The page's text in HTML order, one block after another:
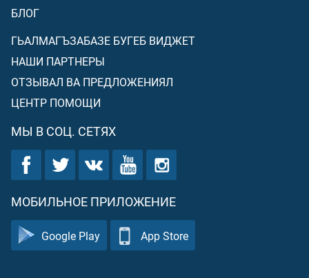
БЛОГ
ГЬАЛМАГЪЗАБАЗЕ БУГЕБ ВИДЖЕТ
НАШИ ПАРТНЕРЫ
ОТЗЫВАЛ ВА ПРЕДЛОЖЕНИЯЛ
ЦЕНТР ПОМОЩИ
МЫ В СОЦ. СЕТЯХ
МОБИЛЬНОЕ ПРИЛОЖЕНИЕ
Google Play App Store